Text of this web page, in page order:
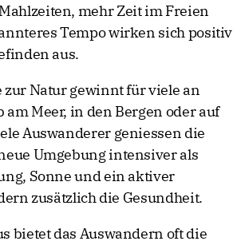
mehr Zeit im Freien
Tempo wirken sich positiv
aus.
zur Natur gewinnt für viele an
am Meer, in den Bergen oder auf
Auswanderer geniessen die
Umgebung intensiver als
Sonne und ein aktiver
zusätzlich die Gesundheit.
bietet das Auswandern oft die